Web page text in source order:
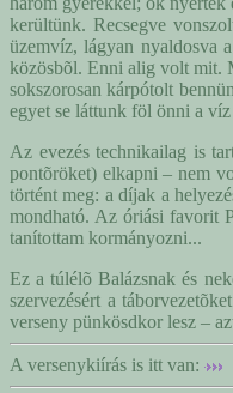
kerültünk. Recsegve
üzemvíz, lágyan nyaldosva
közösbõl. Enni alig volt mit.
sokszorosan kárpótolt
egyet se láttunk föl önni a
Az evezés technikailag is
pontõröket) elkapni – nem
történt meg: a díjak a
mondható. Az óriási favorit
tanítottam kormányozni...
Ez a túlélõ Balázsnak és
szervezésért a
verseny pünkösdkor lesz –
A versenykiírás is itt van: